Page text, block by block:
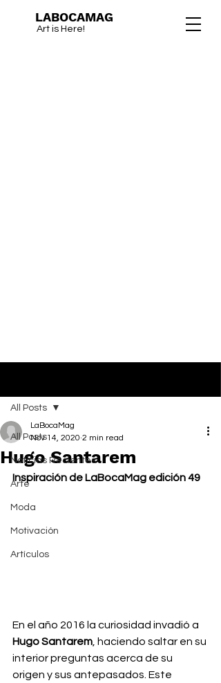
LABOCAMAG
Art is Here!
All Posts
Noticias Recientes
Arte
Moda
Motivación
Artículos
All Posts
Hugo Santarem
LaBocaMag
Nov 14, 2020 2 min read
Inspiración de LaBocaMag edición 49
En el año 2016 la curiosidad invadió a
Hugo Santarem, haciendo saltar en su
interior preguntas acerca de su
origen y sus antepasados. Este